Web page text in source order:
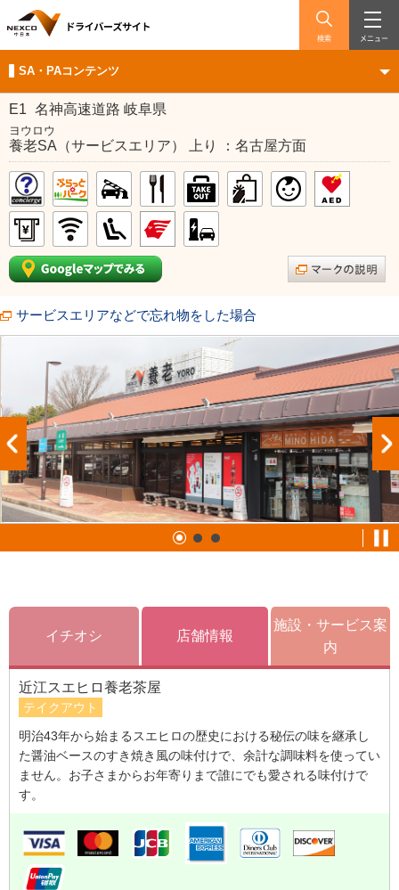
検索 メニュー
SA・PAコンテンツ
E1 名神高速道路 岐阜県
ヨウロウ
養老SA（サービスエリア） 上り ：名古屋方面
サービスエリアなどで忘れ物をした場合
イチオシ 店舗情報
施設・サービス案
内
近江スエヒロ養老茶屋
テイクアウト
明治43年から始まるスエヒロの歴史における秘伝の味を継承し
た醤油ベースのすき焼き風の味付けで、余計な調味料を使ってい
ません。お子さまからお年寄りまで誰にでも愛される味付けで
す。